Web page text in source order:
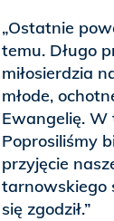
„Ostatnie
temu. Długo
miłosierdzia
młode,
Ewangelię. W
Poprosiliśmy
przyjęcie
tarnowskiego
się zgodził.”